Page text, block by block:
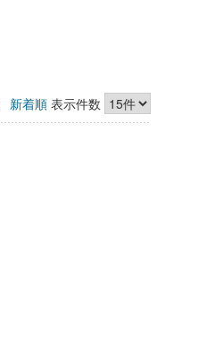
新着順 表示件数